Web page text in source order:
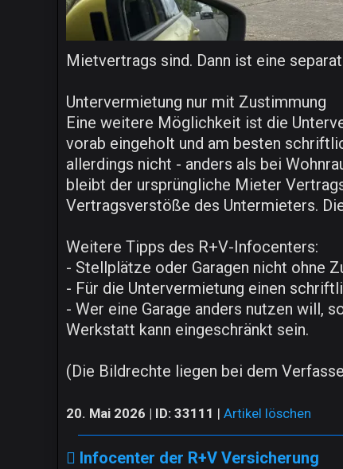
Mietvertrags sind. Dann ist eine
Untervermietung nur mit Zustimmung
Eine weitere Möglichkeit ist die
vorab eingeholt und am besten
allerdings nicht - anders als bei
bleibt der ursprüngliche Mieter
Vertragsverstöße des Untermieters.
Weitere Tipps des R+V-Infocenters:
- Stellplätze oder Garagen nicht ohne
- Für die Untervermietung einen
- Wer eine Garage anders nutzen will,
Werkstatt kann eingeschränkt sein.
(Die Bildrechte liegen bei dem
20. Mai 2026 | ID: 33111 Artikel löschen
Infocenter der R+V Versicherung